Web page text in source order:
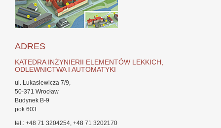
ADRES
KATEDRA INŻYNIERII ELEMENTÓW LEKKICH,
ODLEWNICTWA I AUTOMATYKI
ul. Łukasiewicza 7/9,
50-371 Wrocław
Budynek B-9
pok.603
tel.: +48 71 3204254, +48 71 3202170